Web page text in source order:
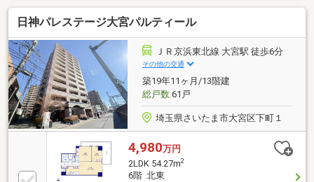
日神パレステージ大宮パルティール
ＪＲ京浜東北線 大宮駅 徒歩6分
その他の交通
築19年11ヶ月/13階建
総戸数61戸
埼玉県さいたま市大宮区下町１
4,980万円
2LDK 54.27m2
6階 北東